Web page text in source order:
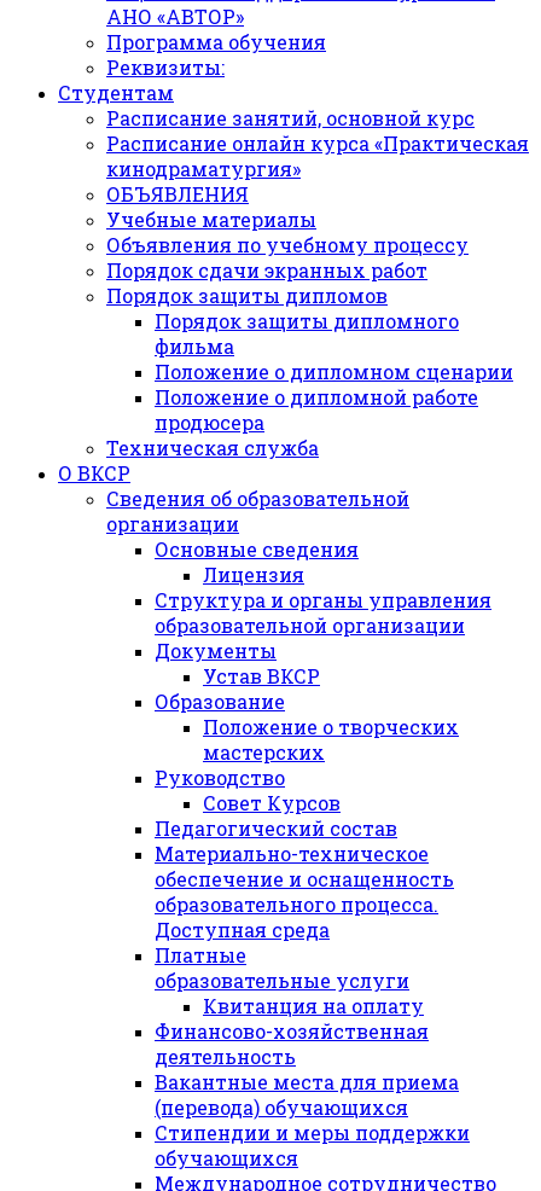
АНО «АВТОР»
Программа обучения
Реквизиты:
Студентам
Расписание занятий, основной курс
Расписание онлайн курса «Практическая
кинодраматургия»
ОБЪЯВЛЕНИЯ
Учебные материалы
Объявления по учебному процессу
Порядок сдачи экранных работ
Порядок защиты дипломов
Порядок защиты дипломного
фильма
Положение о дипломном сценарии
Положение о дипломной работе
продюсера
Техническая служба
О ВКСР
Сведения об образовательной
организации
Основные сведения
Лицензия
Структура и органы управления
образовательной организации
Документы
Устав ВКСР
Образование
Положение о творческих
мастерских
Руководство
Совет Курсов
Педагогический состав
Материально-техническое
обеспечение и оснащенность
образовательного процесса.
Доступная среда
Платные
образовательные услуги
Квитанция на оплату
Финансово-хозяйственная
деятельность
Вакантные места для приема
(перевода) обучающихся
Стипендии и меры поддержки
обучающихся
Международное сотрудничество